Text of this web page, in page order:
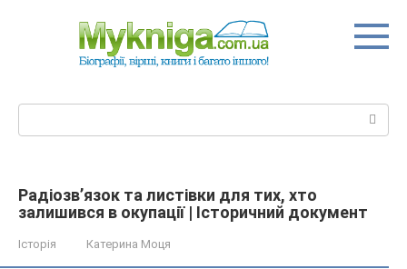
Радіозв’язок та листівки для тих, хто
залишився в окупації | Історичний документ
Історія Катерина Моця